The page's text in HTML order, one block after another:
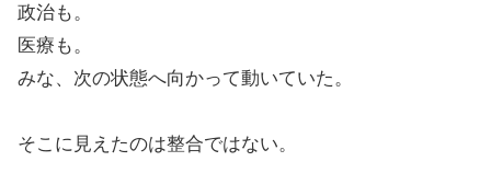
政治も。
医療も。
みな、次の状態へ向かって動いていた。
そこに見えたのは整合ではない。